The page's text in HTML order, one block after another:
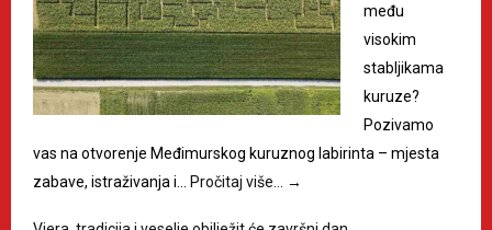
među
visokim
stabljikama
kuruze?
Pozivamo
vas na otvorenje Međimurskog kuruznog labirinta – mjesta
zabave, istraživanja i…
Pročitaj više… →